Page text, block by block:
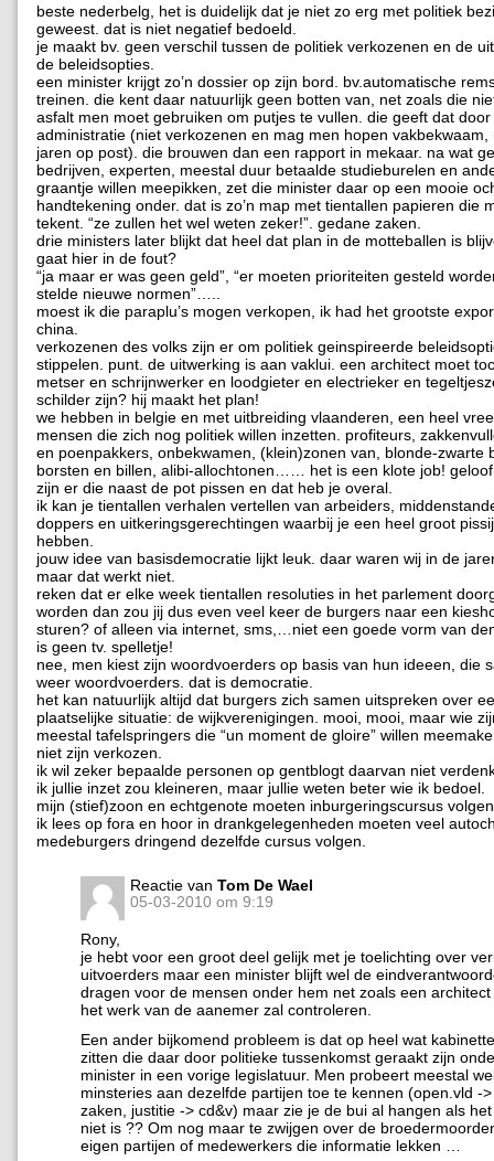
beste nederbelg, het is duidelijk dat je niet zo erg met politiek
geweest. dat is niet negatief bedoeld.
je maakt bv. geen verschil tussen de politiek verkozenen en de
de beleidsopties.
een minister krijgt zo’n dossier op zijn bord. bv.automatische
treinen. die kent daar natuurlijk geen botten van, net zoals die
asfalt men moet gebruiken om putjes te vullen. die geeft dat
administratie (niet verkozenen en mag men hopen vakbekwaam,
jaren op post). die brouwen dan een rapport in mekaar. na wat
bedrijven, experten, meestal duur betaalde studieburelen en
graantje willen meepikken, zet die minister daar op een mooie
handtekening onder. dat is zo’n map met tientallen papieren die
tekent. “ze zullen het wel weten zeker!”. gedane zaken.
drie ministers later blijkt dat heel dat plan in de motteballen is
gaat hier in de fout?
“ja maar er was geen geld”, “er moeten prioriteiten gesteld
stelde nieuwe normen”…..
moest ik die paraplu’s mogen verkopen, ik had het grootste
china.
verkozenen des volks zijn er om politiek geinspireerde
stippelen. punt. de uitwerking is aan vaklui. een architect moet
metser en schrijnwerker en loodgieter en electrieker en
schilder zijn? hij maakt het plan!
we hebben in belgie en met uitbreiding vlaanderen, een heel
mensen die zich nog politiek willen inzetten. profiteurs,
en poenpakkers, onbekwamen, (klein)zonen van, blonde-zwarte
borsten en billen, alibi-allochtonen…… het is een klote job!
zijn er die naast de pot pissen en dat heb je overal.
ik kan je tientallen verhalen vertellen van arbeiders,
doppers en uitkeringsgerechtingen waarbij je een heel groot
hebben.
jouw idee van basisdemocratie lijkt leuk. daar waren wij in de
maar dat werkt niet.
reken dat er elke week tientallen resoluties in het parlement
worden dan zou jij dus even veel keer de burgers naar een
sturen? of alleen via internet, sms,…niet een goede vorm van
is geen tv. spelletje!
nee, men kiest zijn woordvoerders op basis van hun ideeen, die
weer woordvoerders. dat is democratie.
het kan natuurlijk altijd dat burgers zich samen uitspreken over
plaatselijke situatie: de wijkverenigingen. mooi, mooi, maar wie
meestal tafelspringers die “un moment de gloire” willen
niet zijn verkozen.
ik wil zeker bepaalde personen op gentblogt daarvan niet
ik jullie inzet zou kleineren, maar jullie weten beter wie ik bedoel.
mijn (stief)zoon en echtgenote moeten inburgeringscursus
ik lees op fora en hoor in drankgelegenheden moeten veel
medeburgers dringend dezelfde cursus volgen.
Reactie van Tom De Wael
05-03-2010 om 9:19
Rony,
je hebt voor een groot deel gelijk met je toelichting over
uitvoerders maar een minister blijft wel de
dragen voor de mensen onder hem net zoals een
het werk van de aanemer zal controleren.
Een ander bijkomend probleem is dat op heel wat
zitten die daar door politieke tussenkomst geraakt zijn
minister in een vorige legislatuur. Men probeert meestal
minsteries aan dezelfde partijen toe te kennen (open.vld -
zaken, justitie -> cd&v) maar zie je de bui al hangen als
niet is ?? Om nog maar te zwijgen over de
eigen partijen of medewerkers die informatie lekken …